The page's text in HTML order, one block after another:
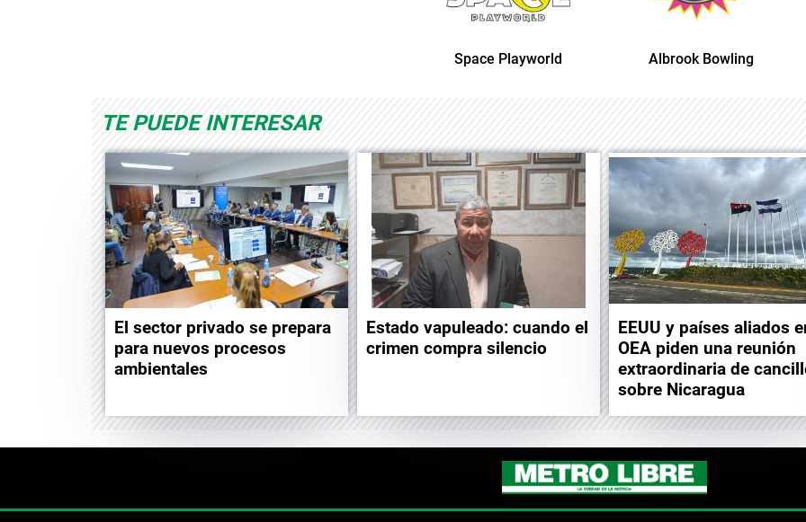
Space Playworld Albrook Bowling
TE PUEDE INTERESAR
El sector privado se prepara
para nuevos procesos
ambientales
Estado vapuleado: cuando el
crimen compra silencio
EEUU y países aliados
OEA piden una reunión
extraordinaria de
sobre Nicaragua